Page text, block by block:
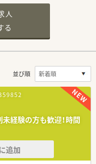
人
る
並び順
経験の方も歓迎！時間
追加